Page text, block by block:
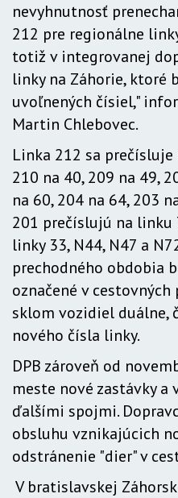
nevyhnutnosť
212 pre regionálne
totiž v integrovanej
linky na Záhorie, ktoré
uvoľnených čísiel,"
Martin Chlebovec.
Linka 212 sa
210 na 40, 209 na 49,
na 60, 204 na 64, 203
201 prečíslujú na linku
linky 33, N44, N47 a
prechodného obdobia
označené v
sklom vozidiel duálne,
nového čísla linky.
DPB zároveň od
meste nové zastávky
ďalšími spojmi.
obsluhu vznikajúcich
odstránenie "dier" v
V bratislavskej